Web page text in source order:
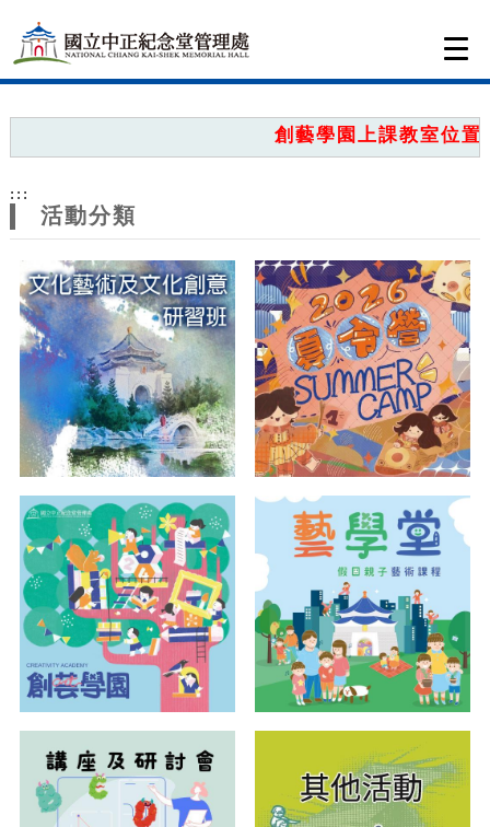
網
站
主
題
創藝學園上課教室位置圖
:::
活動分類